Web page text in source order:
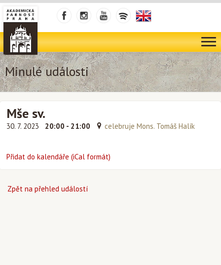
Minulé události
Mše sv.
30. 7. 2023 20:00 - 21:00 celebruje Mons. Tomáš Halík
Přidat do kalendáře (iCal formát)
Zpět na přehled událostí